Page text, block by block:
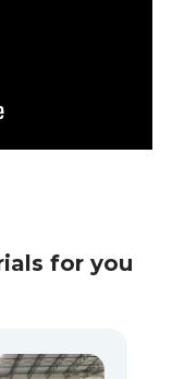
for you